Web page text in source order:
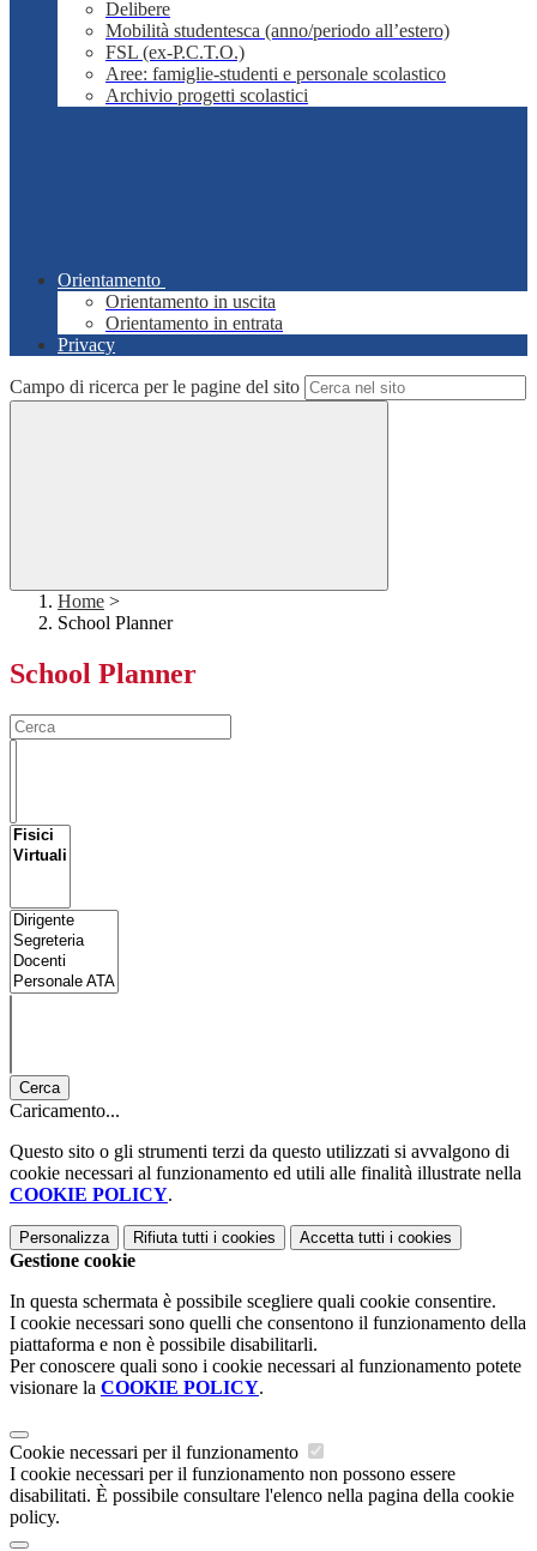
Delibere
Mobilità studentesca (anno/periodo all’estero)
FSL (ex-P.C.T.O.)
Aree: famiglie-studenti e personale scolastico
Archivio progetti scolastici
Orientamento
Orientamento in uscita
Orientamento in entrata
Privacy
Campo di ricerca per le pagine del sito
Home >
School Planner
School Planner
Cerca
Caricamento...
Questo sito o gli strumenti terzi da questo utilizzati si avvalgono di
cookie necessari al funzionamento ed utili alle finalità illustrate nella
COOKIE POLICY.
Personalizza Rifiuta tutti i cookies Accetta tutti i cookies
Gestione cookie
In questa schermata è possibile scegliere quali cookie consentire.
I cookie necessari sono quelli che consentono il funzionamento della
piattaforma e non è possibile disabilitarli.
Per conoscere quali sono i cookie necessari al funzionamento potete
visionare la COOKIE POLICY.
Cookie necessari per il funzionamento
I cookie necessari per il funzionamento non possono essere
disabilitati. È possibile consultare l'elenco nella pagina della cookie
policy.